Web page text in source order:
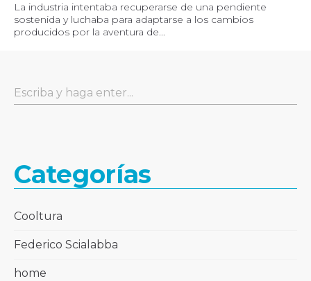
La industria intentaba recuperarse de una pendiente
sostenida y luchaba para adaptarse a los cambios
producidos por la aventura de...
Categorías
Cooltura
Federico Scialabba
home